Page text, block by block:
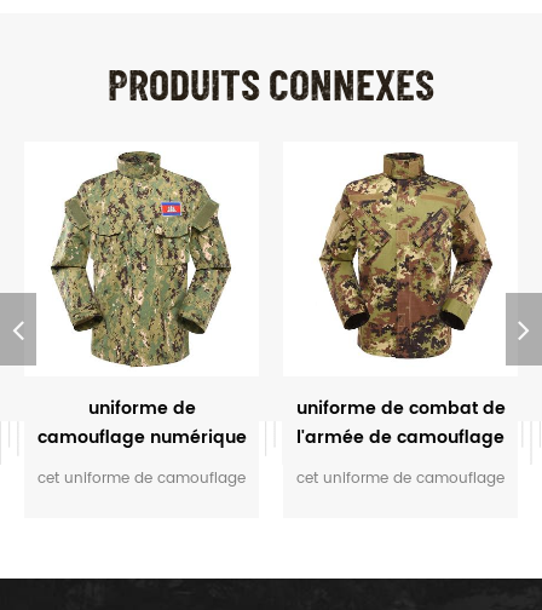
PRODUITS CONNEXES
uniforme de
camouflage numérique
militaire
cet uniforme de camouflage
uniforme de combat de
l'armée de camouflage
végétarien italien
cet uniforme de camouflage